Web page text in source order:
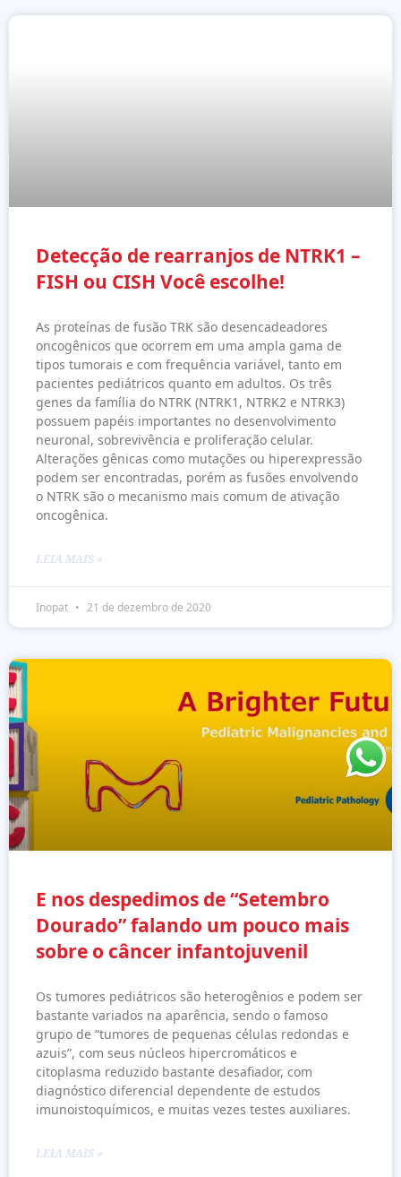
Detecção de rearranjos de NTRK1 –
FISH ou CISH Você escolhe!
As proteínas de fusão TRK são desencadeadores
oncogênicos que ocorrem em uma ampla gama de
tipos tumorais e com frequência variável, tanto em
pacientes pediátricos quanto em adultos. Os três
genes da família do NTRK (NTRK1, NTRK2 e NTRK3)
possuem papéis importantes no desenvolvimento
neuronal, sobrevivência e proliferação celular.
Alterações gênicas como mutações ou hiperexpressão
podem ser encontradas, porém as fusões envolvendo
o NTRK são o mecanismo mais comum de ativação
oncogênica.
LEIA MAIS »
Inopat 21 de dezembro de 2020
E nos despedimos de “Setembro
Dourado” falando um pouco mais
sobre o câncer infantojuvenil
Os tumores pediátricos são heterogênios e podem ser
bastante variados na aparência, sendo o famoso
grupo de “tumores de pequenas células redondas e
azuis”, com seus núcleos hipercromáticos e
citoplasma reduzido bastante desafiador, com
diagnóstico diferencial dependente de estudos
imunoistoquímicos, e muitas vezes testes auxiliares.
LEIA MAIS »